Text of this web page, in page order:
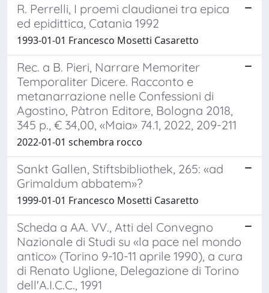
R. Perrelli, I proemi claudianei tra epica
ed epidittica, Catania 1992
1993-01-01 Francesco Mosetti Casaretto
Rec. a B. Pieri, Narrare Memoriter
Temporaliter Dicere. Racconto e
metanarrazione nelle Confessioni di
Agostino, Pàtron Editore, Bologna 2018,
345 p., € 34,00, «Maia» 74.1, 2022, 209-211
2022-01-01 schembra rocco
Sankt Gallen, Stiftsbibliothek, 265: «ad
Grimaldum abbatem»?
1999-01-01 Francesco Mosetti Casaretto
Scheda a AA. VV., Atti del Convegno
Nazionale di Studi su «la pace nel mondo
antico» (Torino 9-10-11 aprile 1990), a cura
di Renato Uglione, Delegazione di Torino
dell'A.I.C.C., 1991